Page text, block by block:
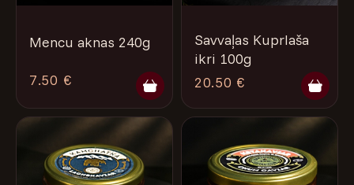
Mencu aknas 240g
7.50 €
Savvaļas Kuprlaša
ikri 100g
20.50 €